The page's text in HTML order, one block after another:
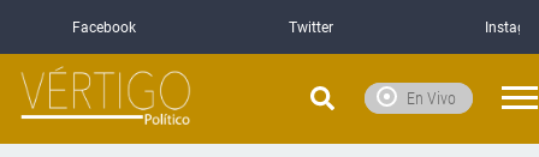
Facebook Twitter
En Vivo